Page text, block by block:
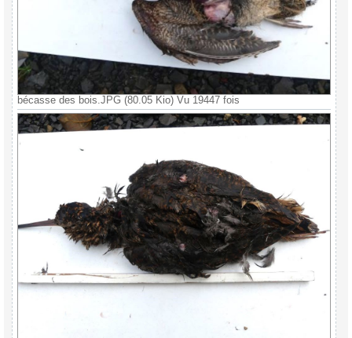
bécasse des bois.JPG (80.05 Kio) Vu 19447 fois